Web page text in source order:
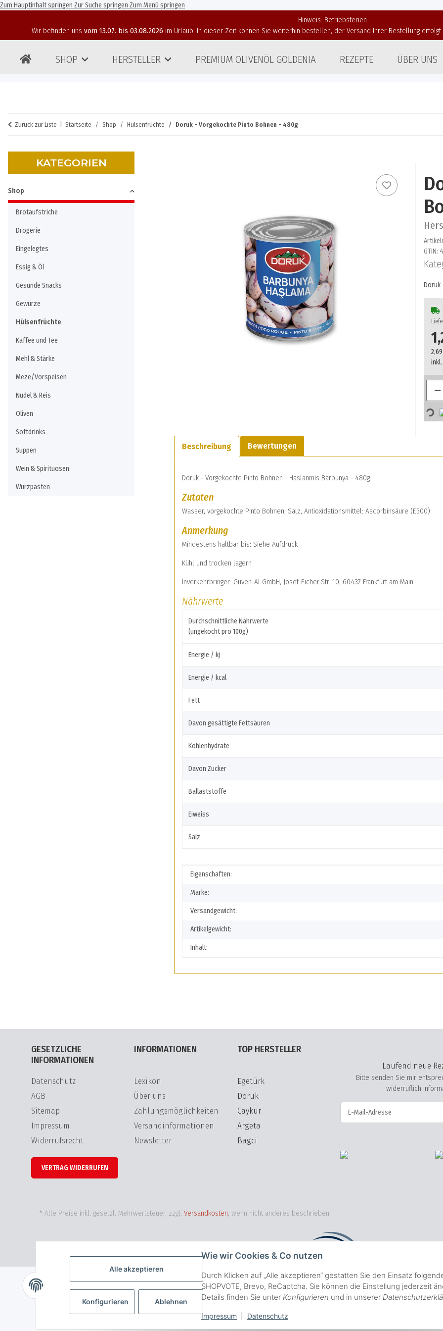
Zum Hauptinhalt springen Zur Suche springen Zum Menü springen
Alle akzeptieren
Konfigurieren Ablehnen
Wie wir Cookies & Co nutzen
Durch Klicken auf „Alle akzeptieren“ gestatten Sie den Einsatz
SHOPVOTE, Brevo, ReCaptcha. Sie können die Einstellung jederzeit
Details finden Sie unter Konfigurieren und in unserer
Impressum Datenschutz
Hinweis: Betriebsferien
Wir befinden uns vom 13.07. bis 03.08.2026 im Urlaub. In dieser Zeit können Sie weiterhin bestellen, der Versand Ihrer Bestellung
SHOP HERSTELLER PREMIUM OLIVENÖL GOLDENIA REZEPTE ÜBER UNS
Zurück zur Liste Startseite Shop Hülsenfrüchte Doruk - Vorgekochte Pinto Bohnen - 480g
GTIN:
Doruk
Beschreibung Bewertungen
Doruk - Vorgekochte Pinto Bohnen - Haslanmis Barbunya - 480g
Zutaten
Wasser, vorgekochte Pinto Bohnen, Salz, Antioxidationsmittel: Ascorbinsäure (E300)
Anmerkung
Mindestens haltbar bis: Siehe Aufdruck
Kühl und trocken lagern
Inverkehrbringer: Güven-Al GmbH, Josef-Eicher-Str. 10, 60437 Frankfurt am Main
Nährwerte
Durchschnittliche Nährwerte
(ungekocht pro 100g)
Energie / kj
Energie / kcal
Fett
Davon gesättigte Fettsäuren
Kohlenhydrate
Davon Zucker
Ballaststoffe
Eiweiss
Salz
Produkteigenschaft
Wert
Eigenschaften:
Marke:
Versandgewicht:
Artikelgewicht:
Inhalt:
KATEGORIEN
Shop
Brotaufstriche
Drogerie
Eingelegtes
Essig & Öl
Gesunde Snacks
Gewürze
Hülsenfrüchte
Kaffee und Tee
Mehl & Stärke
Meze/Vorspeisen
Nudel & Reis
Oliven
Softdrinks
Suppen
Wein & Spirituosen
Würzpasten
GESETZLICHE
INFORMATIONEN
Datenschutz
AGB
Sitemap
Impressum
Widerrufsrecht
VERTRAG WIDERRUFEN
INFORMATIONEN
Lexikon
Über uns
Zahlungsmöglichkeiten
Versandinformationen
Newsletter
TOP HERSTELLER
Egetürk
Doruk
Caykur
Argeta
Bagci
Laufend neue
Bitte senden Sie mir
widerruflich
* Alle Preise inkl. gesetzl. Mehrwertsteuer, zzgl. Versandkosten, wenn nicht anderes beschrieben.